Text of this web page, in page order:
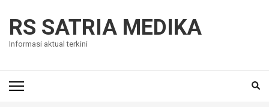
content
(Press
RS SATRIA MEDIKA
Informasi aktual terkini